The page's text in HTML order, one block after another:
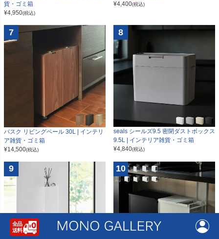
貨・ゴミ箱
¥4,950(税込)
¥4,400(税込)
7
バスク リビングペール 30L | インテリ
ア雑貨・ゴミ箱
¥14,500(税込)
8
seals シールズ9.5 密閉ダストボックス
9.5L | インテリア雑貨・ゴミ箱
¥4,840(税込)
9 10